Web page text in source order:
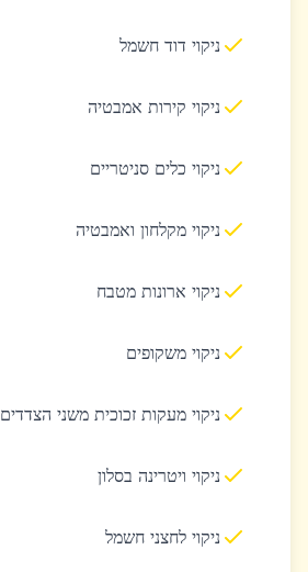
ניקוי דוד חשמל
ניקוי קירות אמבטיה
ניקוי כלים סניטריים
ניקוי מקלחון ואמבטיה
ניקוי ארונות מטבח
ניקוי משקופים
ניקוי מעקות זכוכית משני הצדדים
ניקוי ויטרינה בסלון
ניקוי לחצני חשמל